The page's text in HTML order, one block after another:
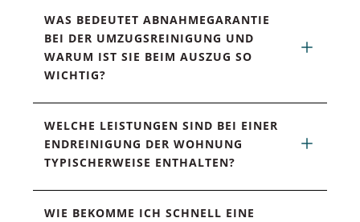
WAS BEDEUTET ABNAHMEGARANTIE
BEI DER UMZUGSREINIGUNG UND
WARUM IST SIE BEIM AUSZUG SO
WICHTIG?
WELCHE LEISTUNGEN SIND BEI EINER
ENDREINIGUNG DER WOHNUNG
TYPISCHERWEISE ENTHALTEN?
WIE BEKOMME ICH SCHNELL EINE